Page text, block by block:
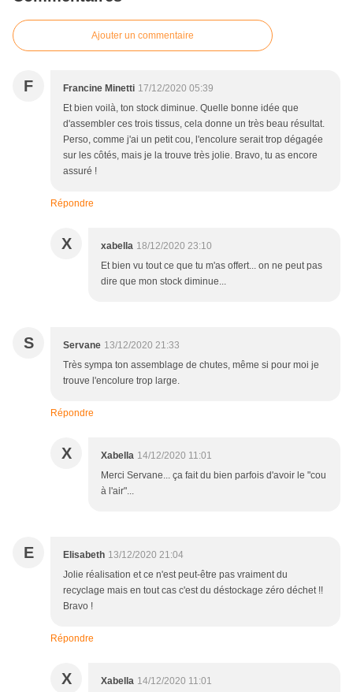
Ajouter un commentaire
F Francine Minetti 17/12/2020 05:39
Et bien voilà, ton stock diminue. Quelle bonne idée que
d'assembler ces trois tissus, cela donne un très beau résultat.
Perso, comme j'ai un petit cou, l'encolure serait trop dégagée
sur les côtés, mais je la trouve très jolie. Bravo, tu as encore
assuré !
Répondre
X xabella 18/12/2020 23:10
Et bien vu tout ce que tu m'as offert... on ne peut pas
dire que mon stock diminue...
S Servane 13/12/2020 21:33
Très sympa ton assemblage de chutes, même si pour moi je
trouve l'encolure trop large.
Répondre
X Xabella 14/12/2020 11:01
Merci Servane... ça fait du bien parfois d'avoir le "cou
à l'air"...
E Elisabeth 13/12/2020 21:04
Jolie réalisation et ce n'est peut-être pas vraiment du
recyclage mais en tout cas c'est du déstockage zéro déchet !!
Bravo !
Répondre
X Xabella 14/12/2020 11:01